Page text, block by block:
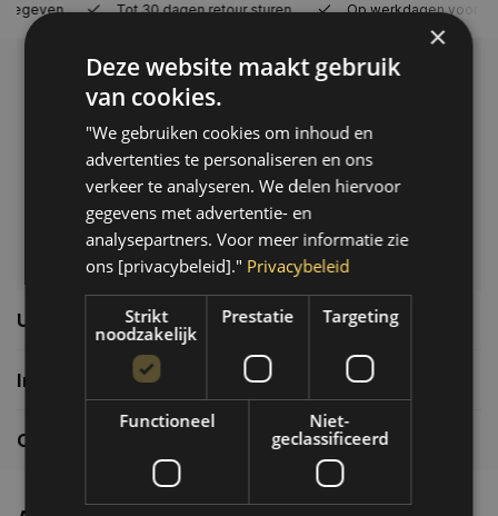
Tot 30 dagen retour sturen. Op werkdagen voor 14.00 uur
Klantenservice
Veelgestelde vragen
06-39119169
info@autoklusser.nl
Usefull links
Informatie
Contactgegevens
×
Deze website maakt gebruik
van cookies.
"We gebruiken cookies om inhoud en
advertenties te personaliseren en ons
verkeer te analyseren. We delen hiervoor
gegevens met advertentie- en
analysepartners. Voor meer informatie zie
ons [privacybeleid]." Privacybeleid
Strikt
noodzakelijk
Prestatie Targeting
Functioneel
Niet-
geclassificeerd